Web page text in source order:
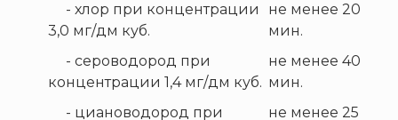
ЮНИТЕСТ
Ярпожинвест
- хлор при концентрации
3,0 мг/дм куб.
- сероводород при
концентрации 1,4 мг/дм куб.
- циановодород при
не менее 20
мин.
не менее 40
мин.
не менее 25